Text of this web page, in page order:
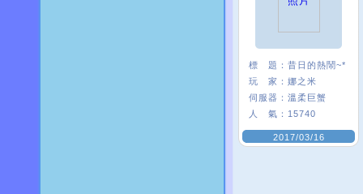
標 題： 昔日的熱鬧~*
玩 家： 娜之米
伺服器： 溫柔巨蟹
人 氣： 15740
2017/03/16